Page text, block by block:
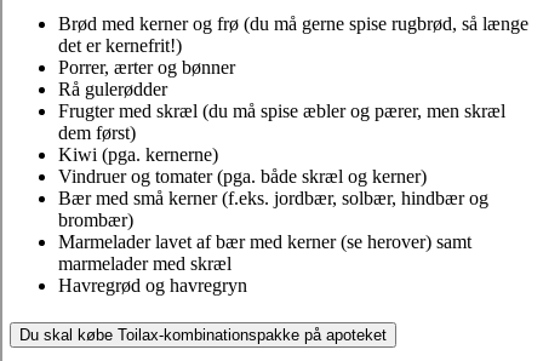
Brød med kerner og frø (du må gerne spise rugbrød, så længe
det er kernefrit!)
Porrer, ærter og bønner
Rå gulerødder
Frugter med skræl (du må spise æbler og pærer, men skræl
dem først)
Kiwi (pga. kernerne)
Vindruer og tomater (pga. både skræl og kerner)
Bær med små kerner (f.eks. jordbær, solbær, hindbær og
brombær)
Marmelader lavet af bær med kerner (se herover) samt
marmelader med skræl
Havregrød og havregryn
Du skal købe Toilax-kombinationspakke på apoteket